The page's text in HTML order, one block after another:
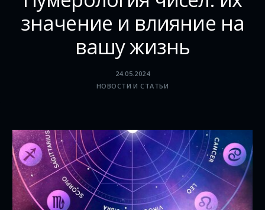
значение и влияние на
вашу жизнь
24.05.2024
НОВОСТИ И СТАТЬИ